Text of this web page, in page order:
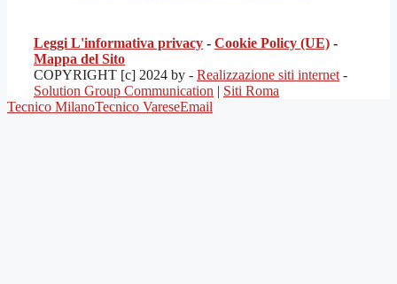
Leggi L'informativa privacy - Cookie Policy (UE) -
Mappa del Sito
COPYRIGHT [c] 2024 by - Realizzazione siti internet -
Solution Group Communication | Siti Roma
Tecnico MilanoTecnico VareseEmail